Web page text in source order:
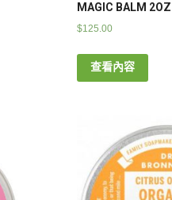
MAGIC BALM 2OZ
$125.00
查看內容